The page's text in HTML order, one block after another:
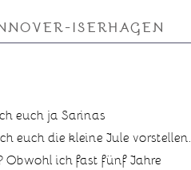
ISERHAGEN
euch ja Sarinas
euch die kleine Jule vorstellen.
Obwohl ich fast fünf Jahre